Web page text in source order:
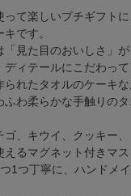
って楽しいプチギフト
です。
「見た目のおいしさ」
ディテールにこだわって
られたタオルのケーキ
ふわ柔らかな手触りの
ゴ、キウイ、クッキー
えるマグネット付きマ
1つ丁寧に、ハンドメ